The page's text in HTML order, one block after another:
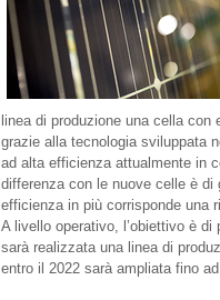
linea di produzione una cella
grazie alla tecnologia sviluppata
ad alta efficienza attualmente in
differenza con le nuove celle è di
efficienza in più corrisponde una
A livello operativo, l’obiettivo è
sarà realizzata una linea di
entro il 2022 sarà ampliata fino